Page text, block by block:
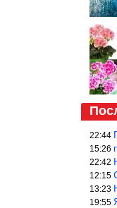
22:44
15:26
22:42
12:15
13:23
19:55